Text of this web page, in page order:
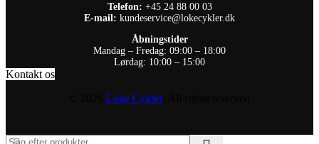
Telefon: +45 24 88 00 03
E-mail: kundeservice@lokecykler.dk
Åbningstider
Mandag – Fredag: 09:00 – 18:00
Lørdag: 10:00 – 15:00
Kontakt os
Loke Cykler. All rights reserved